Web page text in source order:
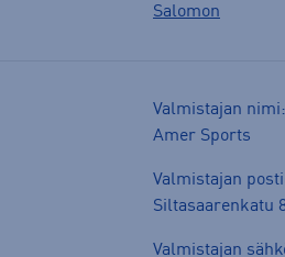
Salomon
Valmistajan nimi:
Amer Sports
Valmistajan
Siltasaarenkatu
Valmistajan